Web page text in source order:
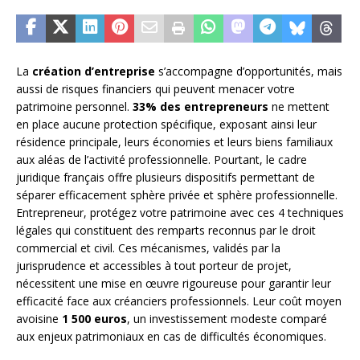
La création d’entreprise s’accompagne d’opportunités, mais
aussi de risques financiers qui peuvent menacer votre
patrimoine personnel. 33% des entrepreneurs ne mettent
en place aucune protection spécifique, exposant ainsi leur
résidence principale, leurs économies et leurs biens familiaux
aux aléas de l’activité professionnelle. Pourtant, le cadre
juridique français offre plusieurs dispositifs permettant de
séparer efficacement sphère privée et sphère professionnelle.
Entrepreneur, protégez votre patrimoine avec ces 4 techniques
légales qui constituent des remparts reconnus par le droit
commercial et civil. Ces mécanismes, validés par la
jurisprudence et accessibles à tout porteur de projet,
nécessitent une mise en œuvre rigoureuse pour garantir leur
efficacité face aux créanciers professionnels. Leur coût moyen
avoisine 1 500 euros, un investissement modeste comparé
aux enjeux patrimoniaux en cas de difficultés économiques.